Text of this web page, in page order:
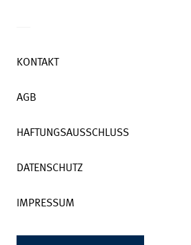
KONTAKT
AGB
HAFTUNGSAUSSCHLUSS
DATENSCHUTZ
IMPRESSUM